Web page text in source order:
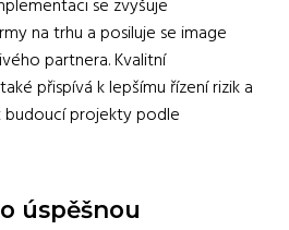
se zvyšuje
na trhu a posiluje se image
partnera. Kvalitní
přispívá k lepšímu řízení rizik a
projekty podle
úspěšnou